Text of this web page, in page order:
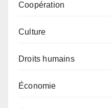
Coopération
Culture
Droits humains
Économie